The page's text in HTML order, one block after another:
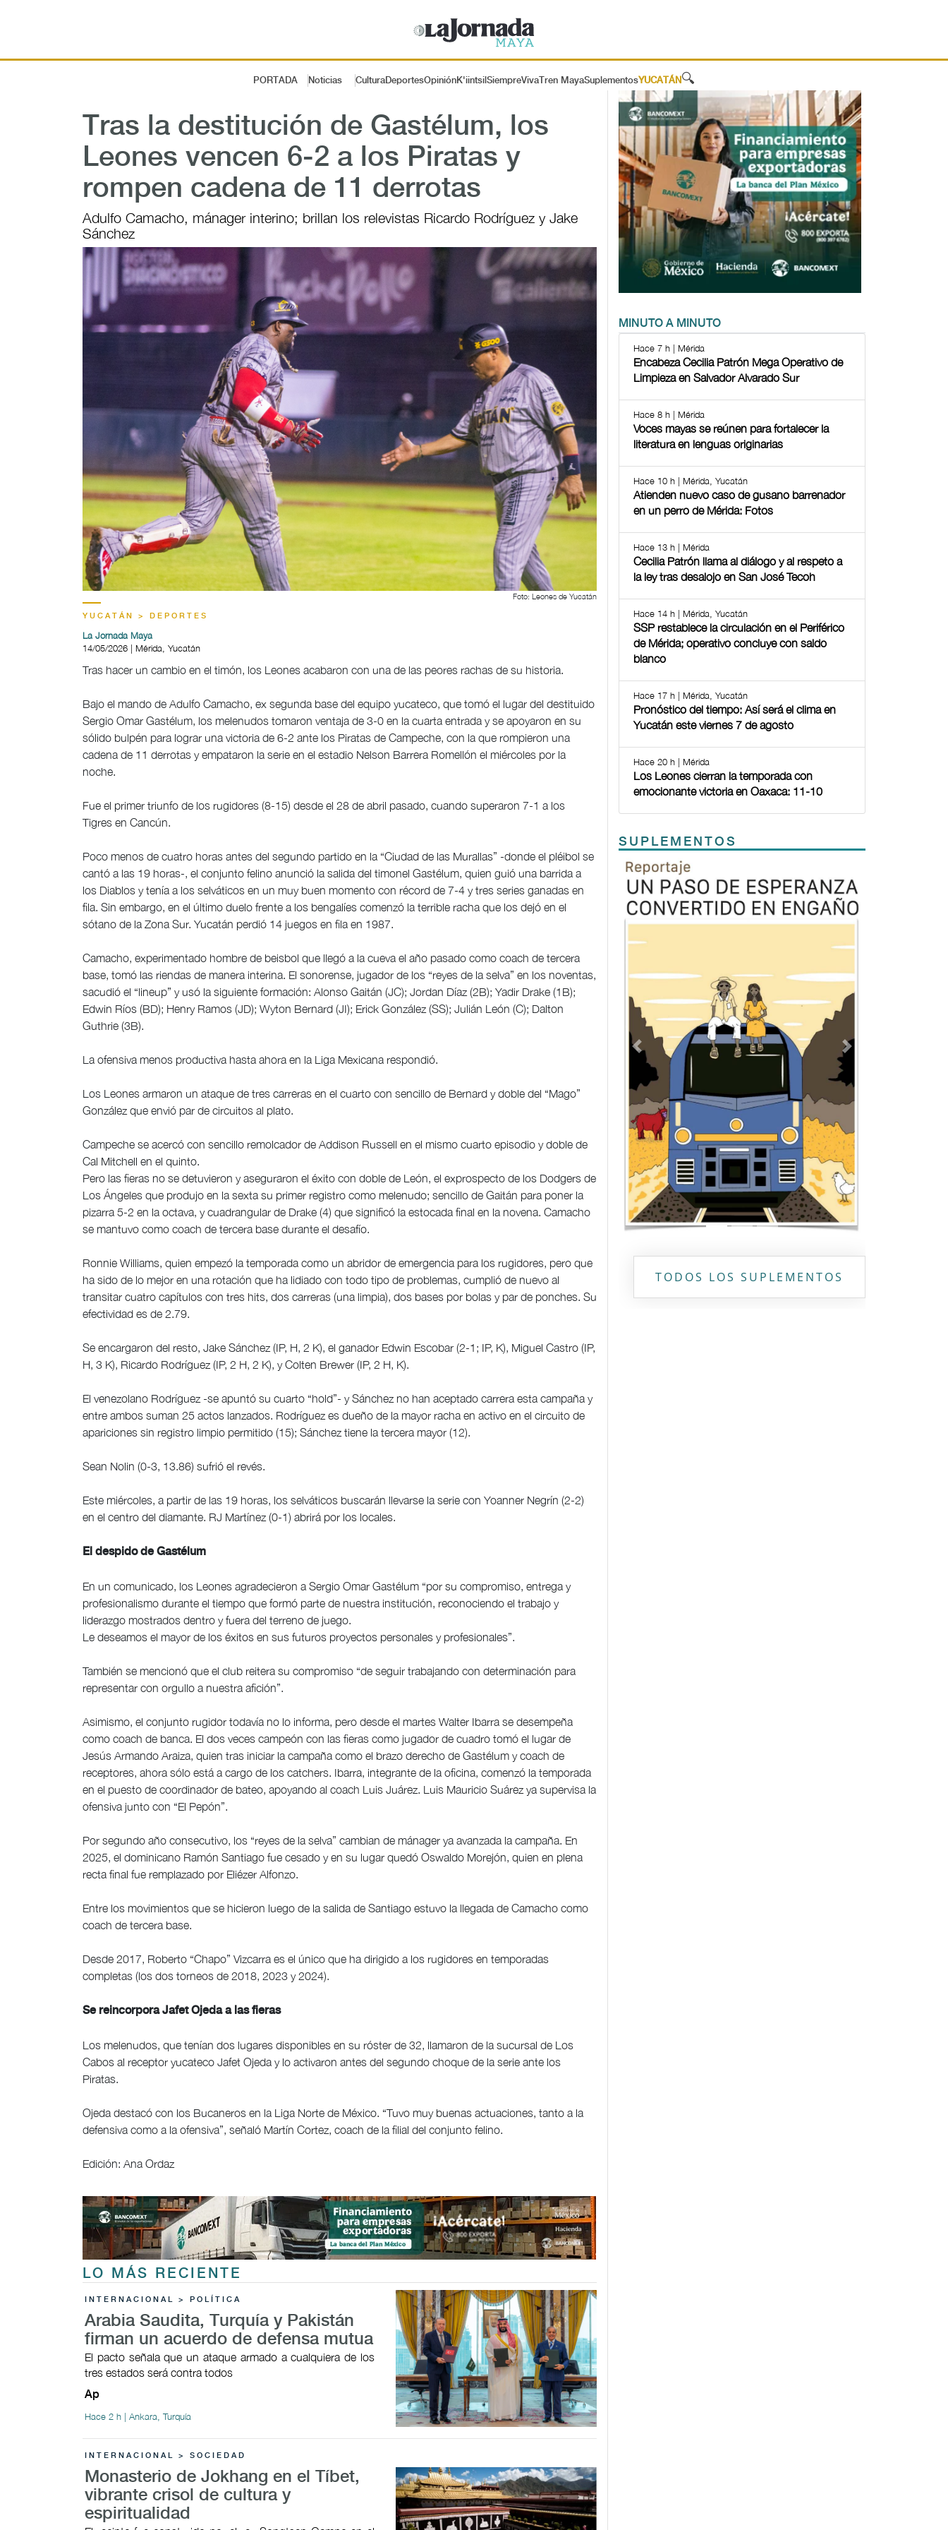
PORTADA Noticias CulturaDeportesOpiniónK'iintsil SiempreViva Tren MayaSuplementosYUCATÁN 🔍
Tras la destitución de Gastélum, los
Leones vencen 6-2 a los Piratas y
rompen cadena de 11 derrotas
Adulfo Camacho, mánager interino; brillan los relevistas Ricardo Rodríguez y Jake
Sánchez
Foto: Leones de Yucatán
YUCATÁN > DEPORTES
La Jornada Maya
14/05/2026 | Mérida, Yucatán
Tras hacer un cambio en el timón, los Leones acabaron con una de las peores rachas de su historia.
Bajo el mando de Adulfo Camacho, ex segunda base del equipo yucateco, que tomó el lugar del destituido
Sergio Omar Gastélum, los melenudos tomaron ventaja de 3-0 en la cuarta entrada y se apoyaron en su
sólido bulpén para lograr una victoria de 6-2 ante los Piratas de Campeche, con la que rompieron una
cadena de 11 derrotas y empataron la serie en el estadio Nelson Barrera Romellón el miércoles por la
noche.
Fue el primer triunfo de los rugidores (8-15) desde el 28 de abril pasado, cuando superaron 7-1 a los
Tigres en Cancún.
Poco menos de cuatro horas antes del segundo partido en la “Ciudad de las Murallas” -donde el pléibol se
cantó a las 19 horas-, el conjunto felino anunció la salida del timonel Gastélum, quien guió una barrida a
los Diablos y tenía a los selváticos en un muy buen momento con récord de 7-4 y tres series ganadas en
fila. Sin embargo, en el último duelo frente a los bengalíes comenzó la terrible racha que los dejó en el
sótano de la Zona Sur. Yucatán perdió 14 juegos en fila en 1987.
Camacho, experimentado hombre de beisbol que llegó a la cueva el año pasado como coach de tercera
base, tomó las riendas de manera interina. El sonorense, jugador de los “reyes de la selva” en los noventas,
sacudió el “lineup” y usó la siguiente formación: Alonso Gaitán (JC); Jordan Díaz (2B); Yadir Drake (1B);
Edwin Ríos (BD); Henry Ramos (JD); Wyton Bernard (JI); Erick González (SS); Julián León (C); Dalton
Guthrie (3B).
La ofensiva menos productiva hasta ahora en la Liga Mexicana respondió.
Los Leones armaron un ataque de tres carreras en el cuarto con sencillo de Bernard y doble del “Mago”
González que envió par de circuitos al plato.
Campeche se acercó con sencillo remolcador de Addison Russell en el mismo cuarto episodio y doble de
Cal Mitchell en el quinto.
Pero las fieras no se detuvieron y aseguraron el éxito con doble de León, el exprospecto de los Dodgers de
Los Ángeles que produjo en la sexta su primer registro como melenudo; sencillo de Gaitán para poner la
pizarra 5-2 en la octava, y cuadrangular de Drake (4) que significó la estocada final en la novena. Camacho
se mantuvo como coach de tercera base durante el desafío.
Ronnie Williams, quien empezó la temporada como un abridor de emergencia para los rugidores, pero que
ha sido de lo mejor en una rotación que ha lidiado con todo tipo de problemas, cumplió de nuevo al
transitar cuatro capítulos con tres hits, dos carreras (una limpia), dos bases por bolas y par de ponches. Su
efectividad es de 2.79.
Se encargaron del resto, Jake Sánchez (IP, H, 2 K), el ganador Edwin Escobar (2-1; IP, K), Miguel Castro (IP,
H, 3 K), Ricardo Rodríguez (IP, 2 H, 2 K), y Colten Brewer (IP, 2 H, K).
El venezolano Rodríguez -se apuntó su cuarto “hold”- y Sánchez no han aceptado carrera esta campaña y
entre ambos suman 25 actos lanzados. Rodríguez es dueño de la mayor racha en activo en el circuito de
apariciones sin registro limpio permitido (15); Sánchez tiene la tercera mayor (12).
Sean Nolin (0-3, 13.86) sufrió el revés.
Este miércoles, a partir de las 19 horas, los selváticos buscarán llevarse la serie con Yoanner Negrín (2-2)
en el centro del diamante. RJ Martínez (0-1) abrirá por los locales.
El despido de Gastélum
En un comunicado, los Leones agradecieron a Sergio Omar Gastélum “por su compromiso, entrega y
profesionalismo durante el tiempo que formó parte de nuestra institución, reconociendo el trabajo y
liderazgo mostrados dentro y fuera del terreno de juego.
Le deseamos el mayor de los éxitos en sus futuros proyectos personales y profesionales”.
También se mencionó que el club reitera su compromiso “de seguir trabajando con determinación para
representar con orgullo a nuestra afición”.
Asimismo, el conjunto rugidor todavía no lo informa, pero desde el martes Walter Ibarra se desempeña
como coach de banca. El dos veces campeón con las fieras como jugador de cuadro tomó el lugar de
Jesús Armando Araiza, quien tras iniciar la campaña como el brazo derecho de Gastélum y coach de
receptores, ahora sólo está a cargo de los catchers. Ibarra, integrante de la oficina, comenzó la temporada
en el puesto de coordinador de bateo, apoyando al coach Luis Juárez. Luis Mauricio Suárez ya supervisa la
ofensiva junto con “El Pepón”.
Por segundo año consecutivo, los “reyes de la selva” cambian de mánager ya avanzada la campaña. En
2025, el dominicano Ramón Santiago fue cesado y en su lugar quedó Oswaldo Morejón, quien en plena
recta final fue remplazado por Eliézer Alfonzo.
Entre los movimientos que se hicieron luego de la salida de Santiago estuvo la llegada de Camacho como
coach de tercera base.
Desde 2017, Roberto “Chapo” Vizcarra es el único que ha dirigido a los rugidores en temporadas
completas (los dos torneos de 2018, 2023 y 2024).
Se reincorpora Jafet Ojeda a las fieras
Los melenudos, que tenían dos lugares disponibles en su róster de 32, llamaron de la sucursal de Los
Cabos al receptor yucateco Jafet Ojeda y lo activaron antes del segundo choque de la serie ante los
Piratas.
Ojeda destacó con los Bucaneros en la Liga Norte de México. “Tuvo muy buenas actuaciones, tanto a la
defensiva como a la ofensiva”, señaló Martín Cortez, coach de la filial del conjunto felino.
Edición: Ana Ordaz
LO MÁS RECIENTE
INTERNACIONAL > POLÍTICA
Arabia Saudita, Turquía y Pakistán
firman un acuerdo de defensa mutua
El pacto señala que un ataque armado a cualquiera de los
tres estados será contra todos
Ap
Hace 2 h | Ankara, Turquía
INTERNACIONAL > SOCIEDAD
Monasterio de Jokhang en el Tíbet,
vibrante crisol de cultura y
espiritualidad
MINUTO A MINUTO
Hace 7 h | Mérida
Encabeza Cecilia Patrón Mega Operativo de
Limpieza en Salvador Alvarado Sur
Hace 8 h | Mérida
Voces mayas se reúnen para fortalecer la
literatura en lenguas originarias
Hace 10 h | Mérida, Yucatán
Atienden nuevo caso de gusano barrenador
en un perro de Mérida: Fotos
Hace 13 h | Mérida
Cecilia Patrón llama al diálogo y al respeto a
la ley tras desalojo en San José Tecoh
Hace 14 h | Mérida, Yucatán
SSP restablece la circulación en el Periférico
de Mérida; operativo concluye con saldo
blanco
Hace 17 h | Mérida, Yucatán
Pronóstico del tiempo: Así será el clima en
Yucatán este viernes 7 de agosto
Hace 20 h | Mérida
Los Leones cierran la temporada con
emocionante victoria en Oaxaca: 11-10
SUPLEMENTOS
Previous
TODOS LOS SUPLEMENTOS